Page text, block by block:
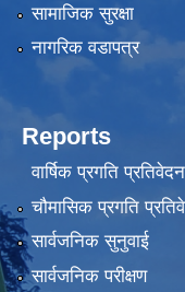
सामाजिक सुरक्षा
नागरिक वडापत्र
Reports
वार्षिक प्रगति प्रतिवेदन
चौमासिक प्रगति
सार्वजनिक सुनुवाई
सार्वजनिक परीक्षण